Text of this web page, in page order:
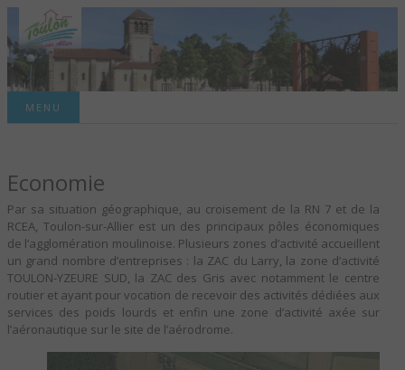
TOULON-SUR-
ALLIER – SITE
OFFICIEL DE LA
COMMUNE
MENU
Economie
Par sa situation géographique, au croisement de la RN 7 et de la
RCEA, Toulon-sur-Allier est un des principaux pôles économiques
de l’agglomération moulinoise. Plusieurs zones d’activité accueillent
un grand nombre d’entreprises : la ZAC du Larry, la zone d’activité
TOULON-YZEURE SUD, la ZAC des Gris avec notamment le centre
routier et ayant pour vocation de recevoir des activités dédiées aux
services des poids lourds et enfin une zone d’activité axée sur
l’aéronautique sur le site de l’aérodrome.